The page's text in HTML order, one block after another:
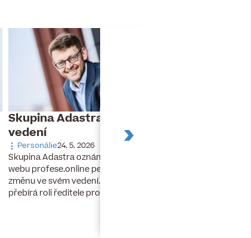
Skupina Adastra mění své
vedení
Personálie24. 5. 2026
Skupina Adastra oznámila redakci
webu profese.online personální
změnu ve svém vedení. Petr Zelenka
přebírá roli ředitele pro umělou…